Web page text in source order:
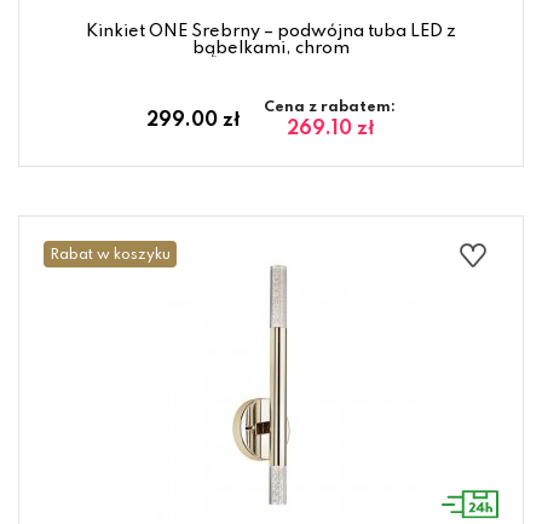
Kinkiet ONE Srebrny – podwójna tuba LED z
bąbelkami, chrom
299.00 zł
Cena z rabatem:
269.10 zł
Rabat w koszyku